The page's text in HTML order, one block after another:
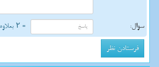
سوال: = ۲ بعلاوه ۵